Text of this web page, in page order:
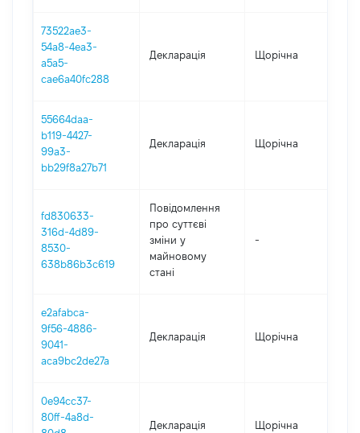
73522ae3-
54a8-4ea3-
a5a5-
cae6a40fc288
Декларація Щорічна
55664daa-
b119-4427-
99a3-
bb29f8a27b71
Декларація Щорічна
fd830633-
316d-4d89-
8530-
638b86b3c619
Повідомлення
про суттєві
зміни y
майновому
стані
-
e2afabca-
9f56-4886-
9041-
aca9bc2de27a
Декларація Щорічна
0e94cc37-
80ff-4a8d-
Декларація Щорічна